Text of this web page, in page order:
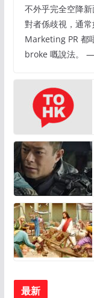
不外乎完全空降
對者係歧視，通
Marketing PR 都
broke 嘅說
最新